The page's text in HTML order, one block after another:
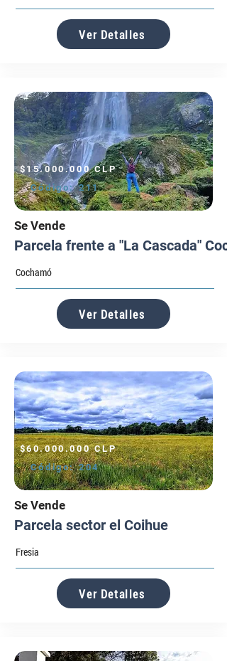
Ver Detalles
$15.000.000 CLP
211
Código:
Se Vende
Parcela frente a "La Cascada"
Cochamó
Ver Detalles
$60.000.000 CLP
204
Código:
Se Vende
Parcela sector el Coihue
Fresia
Ver Detalles